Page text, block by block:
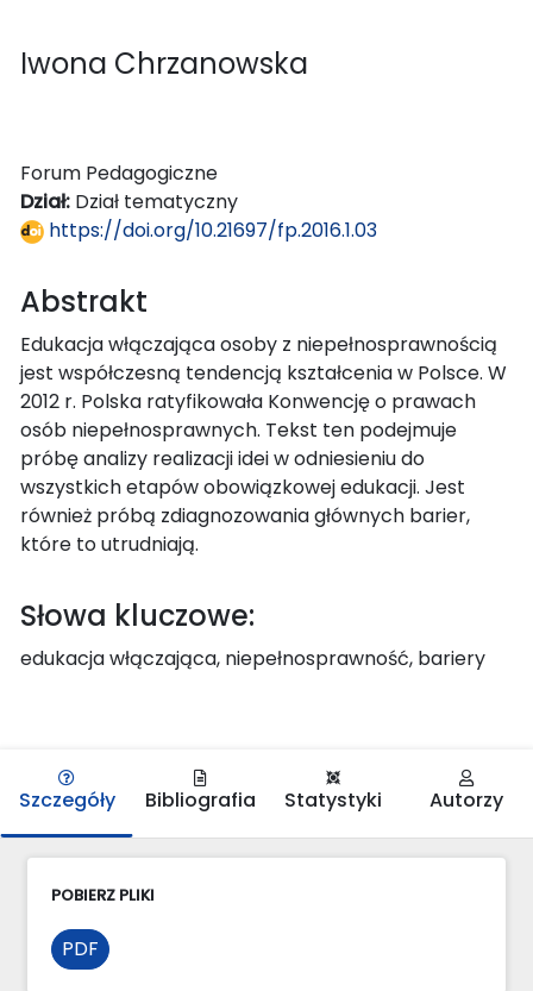
Iwona Chrzanowska
Forum Pedagogiczne
Dział: Dział tematyczny
https://doi.org/10.21697/fp.2016.1.03
Abstrakt
Edukacja włączająca osoby z niepełnosprawnością
jest współczesną tendencją kształcenia w Polsce. W
2012 r. Polska ratyfikowała Konwencję o prawach
osób niepełnosprawnych. Tekst ten podejmuje
próbę analizy realizacji idei w odniesieniu do
wszystkich etapów obowiązkowej edukacji. Jest
również próbą zdiagnozowania głównych barier,
które to utrudniają.
Słowa kluczowe:
edukacja włączająca, niepełnosprawność, bariery
Szczegóły Bibliografia Statystyki Autorzy
POBIERZ PLIKI
PDF